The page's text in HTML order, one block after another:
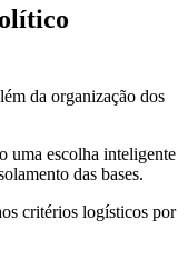
da organização dos
uma escolha inteligente
das bases.
critérios logísticos por